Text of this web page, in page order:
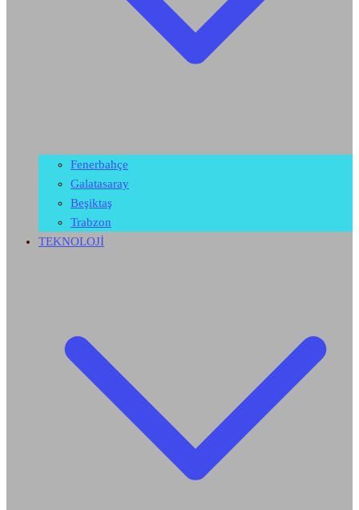
Fenerbahçe
Galatasaray
Beşiktaş
Trabzon
TEKNOLOJİ